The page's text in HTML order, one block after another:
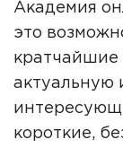
Академия
это
кратчайшие
короткие,